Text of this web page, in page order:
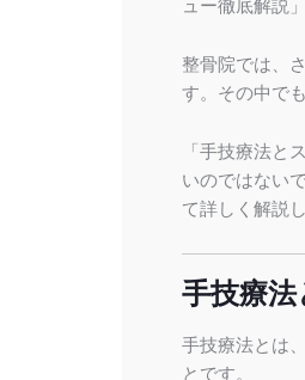
ュー徹底解説
整骨院では、
す。その中で
「手技療法と
いのではない
て詳しく解説し
手技療法
手技療法とは、
とです。